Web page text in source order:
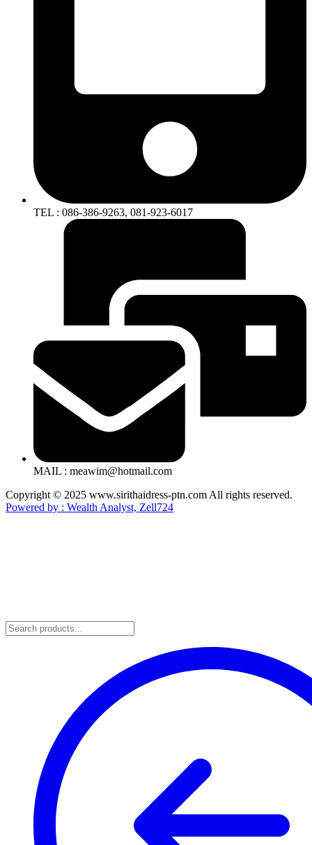
TEL : 086-386-9263, 081-923-6017
MAIL : meawim@hotmail.com
Copyright © 2025 www.sirithaidress-ptn.com All rights reserved.
Powered by : Wealth Analyst, Zell724